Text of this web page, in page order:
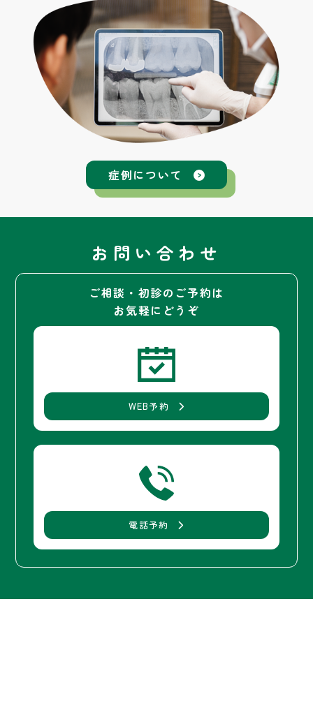
症例について
お問い合わせ
ご相談・初診のご予約は
お気軽にどうぞ
WEB予約
電話予約